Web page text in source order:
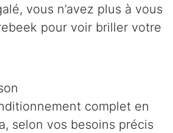
vous n’avez plus à vous
pour voir briller votre
complet en
selon vos besoins précis